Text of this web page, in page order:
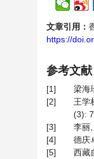
文章引用：
https://
参考文献
[1]
梁海
[2]
王学
(3):
[3]
李丽
[4]
德庆
[5]
西藏